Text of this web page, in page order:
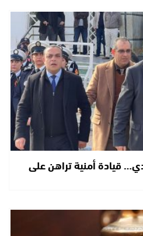
قيادة أمنية تراهن على